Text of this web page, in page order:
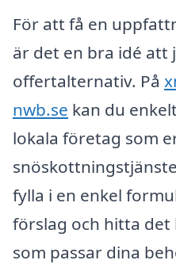
För att få en
är det en bra idé att
offertalternativ. På
nwb.se kan du
lokala företag som
fylla i en enkel
förslag och hitta
som passar dina